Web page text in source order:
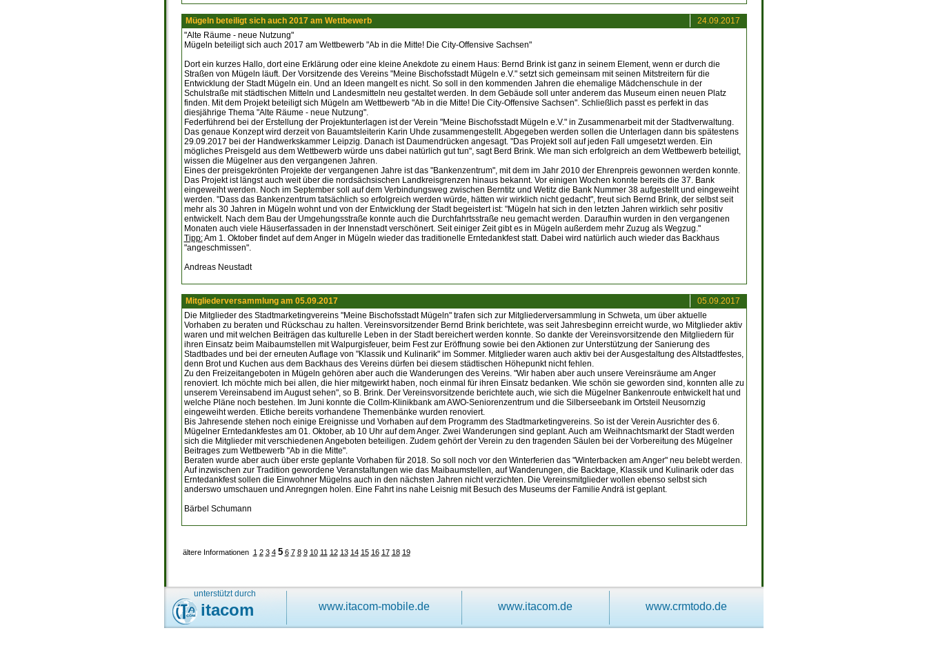
unterstützt durch
itacom www.itacom-mobile.de www.itacom.de www.crmtodo.de
Mügeln beteiligt sich auch 2017 am Wettbewerb
24.09.2017
"Alte Räume - neue Nutzung"
Mügeln beteiligt sich auch 2017 am Wettbewerb "Ab in die Mitte! Die City-Offensive Sachsen"
Dort ein kurzes Hallo, dort eine Erklärung oder eine kleine Anekdote zu einem Haus: Bernd Brink ist ganz in seinem Element, wenn er durch die
Straßen von Mügeln läuft. Der Vorsitzende des Vereins "Meine Bischofsstadt Mügeln e.V." setzt sich gemeinsam mit seinen Mitstreitern für die
Entwicklung der Stadt Mügeln ein. Und an Ideen mangelt es nicht. So soll in den kommenden Jahren die ehemalige Mädchenschule in der
Schulstraße mit städtischen Mitteln und Landesmitteln neu gestaltet werden. In dem Gebäude soll unter anderem das Museum einen neuen Platz
finden. Mit dem Projekt beteiligt sich Mügeln am Wettbewerb "Ab in die Mitte! Die City-Offensive Sachsen". Schließlich passt es perfekt in das
diesjährige Thema "Alte Räume - neue Nutzung".
Federführend bei der Erstellung der Projektunterlagen ist der Verein "Meine Bischofsstadt Mügeln e.V." in Zusammenarbeit mit der Stadtverwaltung.
Das genaue Konzept wird derzeit von Bauamtsleiterin Karin Uhde zusammengestellt. Abgegeben werden sollen die Unterlagen dann bis spätestens
29.09.2017 bei der Handwerkskammer Leipzig. Danach ist Daumendrücken angesagt. "Das Projekt soll auf jeden Fall umgesetzt werden. Ein
mögliches Preisgeld aus dem Wettbewerb würde uns dabei natürlich gut tun", sagt Berd Brink. Wie man sich erfolgreich an dem Wettbewerb beteiligt,
wissen die Mügelner aus den vergangenen Jahren.
Eines der preisgekrönten Projekte der vergangenen Jahre ist das "Bankenzentrum", mit dem im Jahr 2010 der Ehrenpreis gewonnen werden konnte.
Das Projekt ist längst auch weit über die nordsächsischen Landkreisgrenzen hinaus bekannt. Vor einigen Wochen konnte bereits die 37. Bank
eingeweiht werden. Noch im September soll auf dem Verbindungsweg zwischen Berntitz und Wetitz die Bank Nummer 38 aufgestellt und eingeweiht
werden. "Dass das Bankenzentrum tatsächlich so erfolgreich werden würde, hätten wir wirklich nicht gedacht", freut sich Bernd Brink, der selbst seit
mehr als 30 Jahren in Mügeln wohnt und von der Entwicklung der Stadt begeistert ist: "Mügeln hat sich in den letzten Jahren wirklich sehr positiv
entwickelt. Nach dem Bau der Umgehungsstraße konnte auch die Durchfahrtsstraße neu gemacht werden. Daraufhin wurden in den vergangenen
Monaten auch viele Häuserfassaden in der Innenstadt verschönert. Seit einiger Zeit gibt es in Mügeln außerdem mehr Zuzug als Wegzug."
Tipp:Am 1. Oktober findet auf dem Anger in Mügeln wieder das traditionelle Erntedankfest statt. Dabei wird natürlich auch wieder das Backhaus
"angeschmissen".
Andreas Neustadt
Mitgliederversammlung am 05.09.2017
05.09.2017
Die Mitglieder des Stadtmarketingvereins "Meine Bischofsstadt Mügeln" trafen sich zur Mitgliederversammlung in Schweta, um über aktuelle
Vorhaben zu beraten und Rückschau zu halten. Vereinsvorsitzender Bernd Brink berichtete, was seit Jahresbeginn erreicht wurde, wo Mitglieder aktiv
waren und mit welchen Beiträgen das kulturelle Leben in der Stadt bereichert werden konnte. So dankte der Vereinsvorsitzende den Mitgliedern für
ihren Einsatz beim Maibaumstellen mit Walpurgisfeuer, beim Fest zur Eröffnung sowie bei den Aktionen zur Unterstützung der Sanierung des
Stadtbades und bei der erneuten Auflage von "Klassik und Kulinarik" im Sommer. Mitglieder waren auch aktiv bei der Ausgestaltung des Altstadtfestes,
denn Brot und Kuchen aus dem Backhaus des Vereins dürfen bei diesem städtischen Höhepunkt nicht fehlen.
Zu den Freizeitangeboten in Mügeln gehören aber auch die Wanderungen des Vereins. "Wir haben aber auch unsere Vereinsräume am Anger
renoviert. Ich möchte mich bei allen, die hier mitgewirkt haben, noch einmal für ihren Einsatz bedanken. Wie schön sie geworden sind, konnten alle zu
unserem Vereinsabend im August sehen", so B. Brink. Der Vereinsvorsitzende berichtete auch, wie sich die Mügelner Bankenroute entwickelt hat und
welche Pläne noch bestehen. Im Juni konnte die Collm-Klinikbank am AWO-Seniorenzentrum und die Silberseebank im Ortsteil Neusornzig
eingeweiht werden. Etliche bereits vorhandene Themenbänke wurden renoviert.
Bis Jahresende stehen noch einige Ereignisse und Vorhaben auf dem Programm des Stadtmarketingvereins. So ist der Verein Ausrichter des 6.
Mügelner Erntedankfestes am 01. Oktober, ab 10 Uhr auf dem Anger. Zwei Wanderungen sind geplant. Auch am Weihnachtsmarkt der Stadt werden
sich die Mitglieder mit verschiedenen Angeboten beteiligen. Zudem gehört der Verein zu den tragenden Säulen bei der Vorbereitung des Mügelner
Beitrages zum Wettbewerb "Ab in die Mitte".
Beraten wurde aber auch über erste geplante Vorhaben für 2018. So soll noch vor den Winterferien das "Winterbacken am Anger" neu belebt werden.
Auf inzwischen zur Tradition gewordene Veranstaltungen wie das Maibaumstellen, auf Wanderungen, die Backtage, Klassik und Kulinarik oder das
Erntedankfest sollen die Einwohner Mügelns auch in den nächsten Jahren nicht verzichten. Die Vereinsmitglieder wollen ebenso selbst sich
anderswo umschauen und Anregngen holen. Eine Fahrt ins nahe Leisnig mit Besuch des Museums der Familie Andrä ist geplant.
Bärbel Schumann
ältere Informationen 1 2 3 4 5 6 7 8 9 10 11 12 13 14 15 16 17 18 19